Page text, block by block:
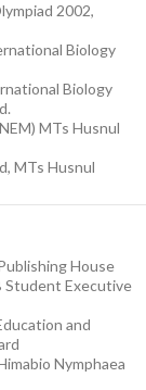
2002,
Biology
Biology
MTs Husnul
MTs Husnul
House
Student Executive
and
Nymphaea